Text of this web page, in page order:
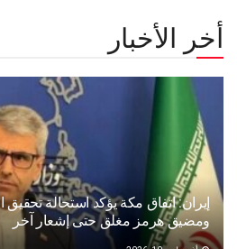
أخر الأخبار
إيران: اتفاق مكة يؤكد استحالة
ومضيق هرمز مغلق حتى إشعار آخر